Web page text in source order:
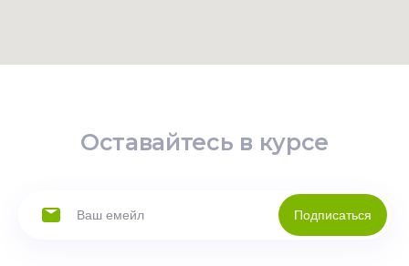
Оставайтесь в курсе
Подписаться